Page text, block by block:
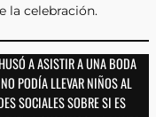
la celebración.
A ASISTIR A UNA BODA
PODÍA LLEVAR NIÑOS AL
SOCIALES SOBRE SI ES